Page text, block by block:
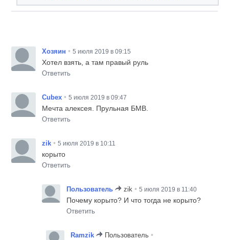
Хозяин • 5 июля 2019 в 09:15
Хотел взять, а там правый руль
Ответить
Cubex • 5 июля 2019 в 09:47
Мечта алексея. Прульная БМВ.
Ответить
zik • 5 июля 2019 в 10:11
корыто
Ответить
Пользователь zik • 5 июля 2019 в 11:40
Почему корыто? И что тогда не корыто?
Ответить
Ramzik Пользователь •